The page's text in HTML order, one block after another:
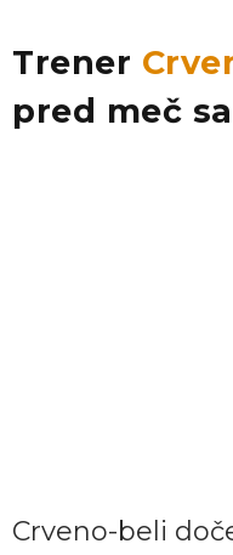
Trener
pred meč
Crveno-beli